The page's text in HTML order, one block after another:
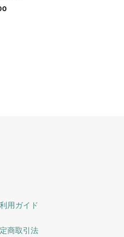
用ガイド
商取引法